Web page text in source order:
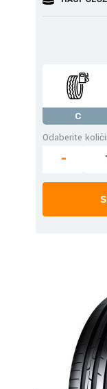
C
Odaberite
-